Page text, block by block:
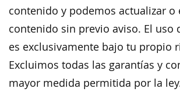
contenido y podemos actualizar o
contenido sin previo aviso. El uso
es exclusivamente bajo tu propio
Excluimos todas las garantías y
mayor medida permitida por la